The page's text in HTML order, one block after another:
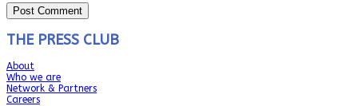
THE PRESS CLUB
About
Who we are
Network & Partners
Careers